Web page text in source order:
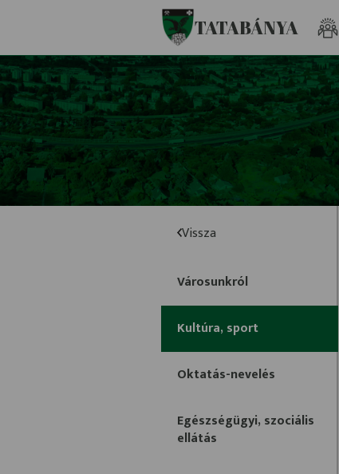
TATABÁNYA
Vissza
Városunkról
Kultúra, sport
Oktatás-nevelés
Egészségügyi, szociális
ellátás